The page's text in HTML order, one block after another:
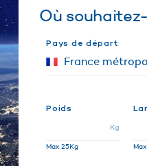
Où
Pays de départ
Poids
Kg
Max 25Kg